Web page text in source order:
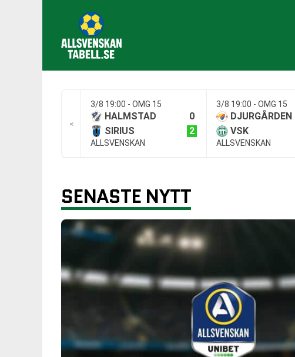
<
3/8 19:00 - OMG 15
HALMSTAD
0
SIRIUS
2
ALLSVENSKAN
3/8 19:00 - OMG 15
DJURGÅRDEN
VSK
ALLSVENSKAN
SENASTE NYTT